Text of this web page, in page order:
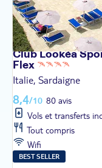
Club Lookéa
Flex
Italie, Sardaigne
8,4/10 80 avis
Vols et transferts
Tout compris
Wifi
BEST SELLER